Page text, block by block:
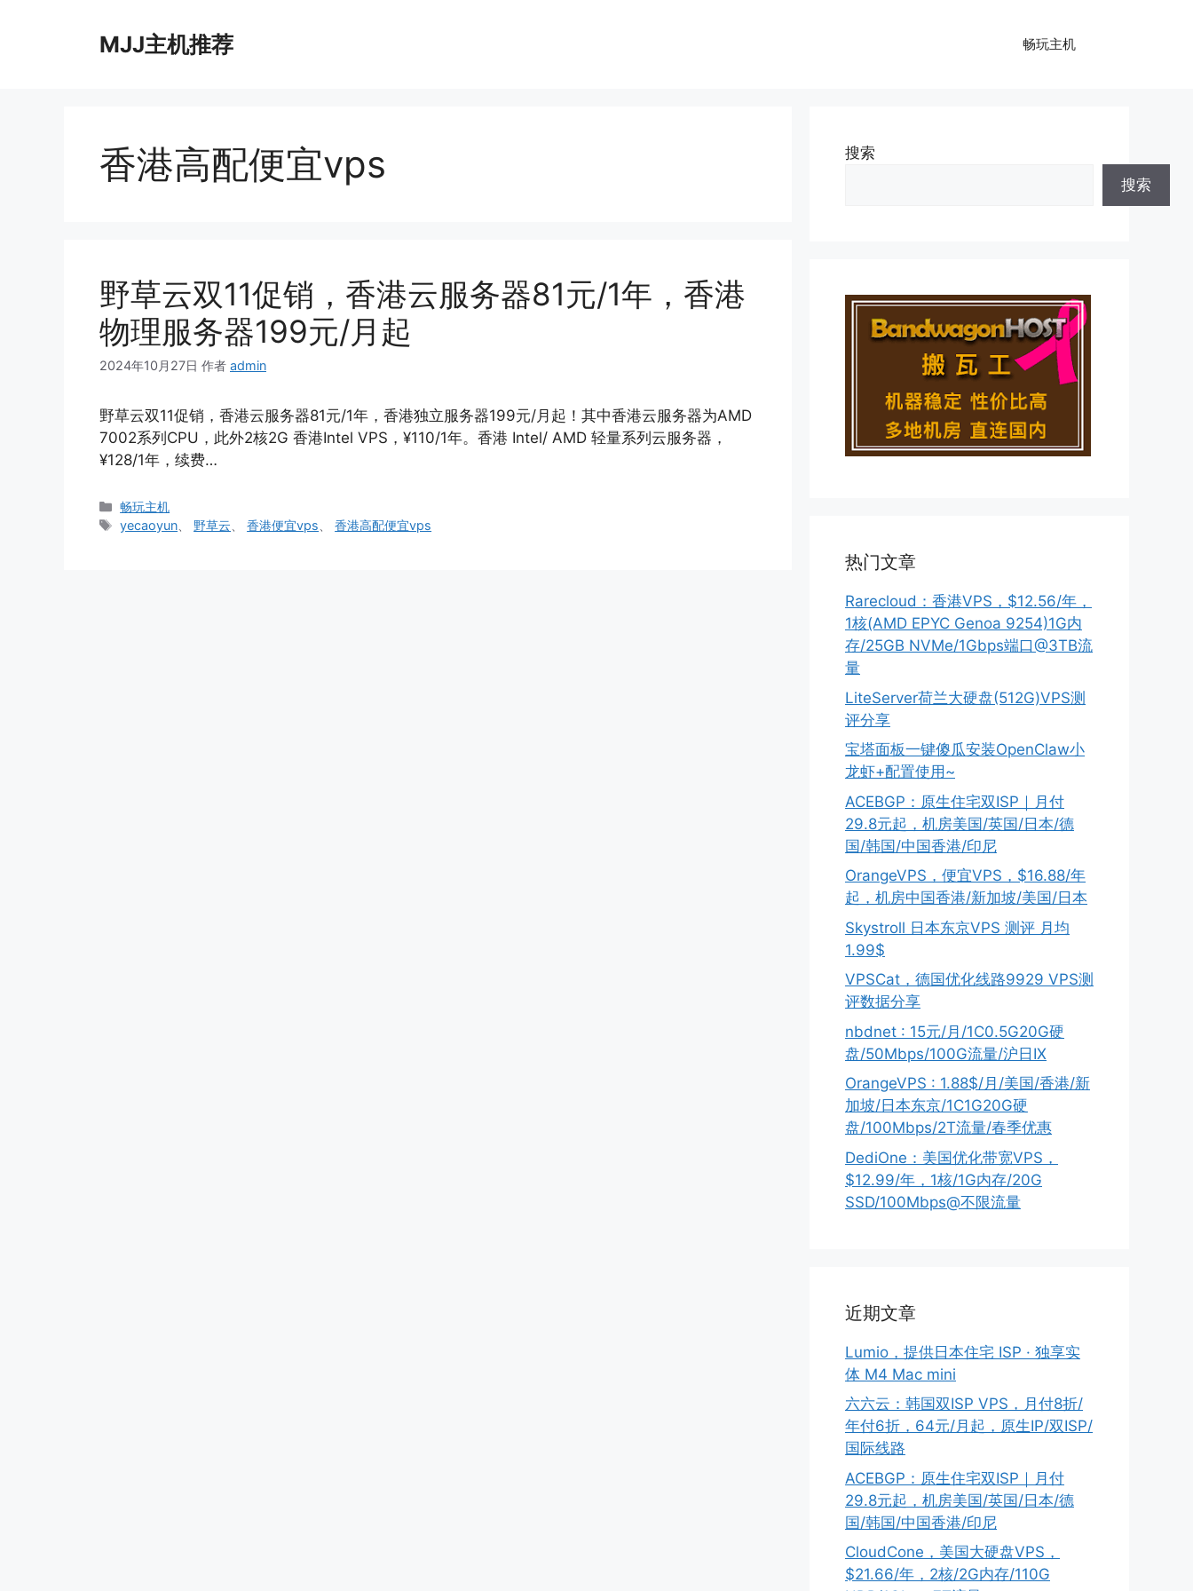
MJJ主机推荐 畅玩主机
香港高配便宜vps
野草云双11促销，香港云服务器81元/1年，香港
物理服务器199元/月起
2024年10月27日 作者 admin
野草云双11促销，香港云服务器81元/1年，香港独立服务器199元/月起！其中香港云服务器为AMD
7002系列CPU，此外2核2G 香港Intel VPS，¥110/1年。香港 Intel/ AMD 轻量系列云服务器，
¥128/1年，续费…
分
类
畅玩主机
标
yecaoyun 野草云 、香港便宜vps 、香港高配便宜vps
搜索
搜索
热门文章
Rarecloud：香港VPS，$12.56/年，
1核(AMD EPYC Genoa 9254)1G内
存/25GB NVMe/1Gbps端口@3TB流
量
LiteServer荷兰大硬盘(512G)VPS测
评分享
宝塔面板一键傻瓜安装OpenClaw小
龙虾+配置使用~
ACEBGP：原生住宅双ISP｜月付
29.8元起，机房美国/英国/日本/德
国/韩国/中国香港/印尼
OrangeVPS，便宜VPS，$16.88/年
起，机房中国香港/新加坡/美国/日本
Skystroll 日本东京VPS 测评 月均
1.99$
VPSCat，德国优化线路9929 VPS测
评数据分享
nbdnet : 15元/月/1C0.5G20G硬
盘/50Mbps/100G流量/沪日IX
OrangeVPS : 1.88$/月/美国/香港/新
加坡/日本东京/1C1G20G硬
盘/100Mbps/2T流量/春季优惠
DediOne：美国优化带宽VPS，
$12.99/年，1核/1G内存/20G
SSD/100Mbps@不限流量
近期文章
Lumio，提供日本住宅 ISP · 独享实
体 M4 Mac mini
六六云：韩国双ISP VPS，月付8折/
年付6折，64元/月起，原生IP/双ISP/
国际线路
ACEBGP：原生住宅双ISP｜月付
29.8元起，机房美国/英国/日本/德
国/韩国/中国香港/印尼
CloudCone，美国大硬盘VPS，
$21.66/年，2核/2G内存/110G